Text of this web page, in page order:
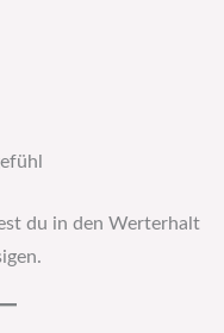
du in den Werterhalt